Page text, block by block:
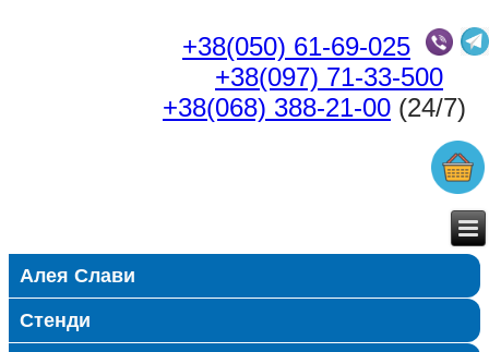
+38(050) 61-69-025
+38(097) 71-33-500
+38(068) 388-21-00 (24/7)
Алея Слави
Стенди